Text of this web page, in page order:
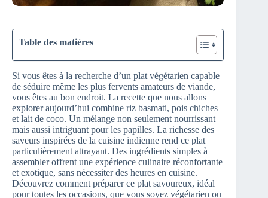
Table des matières
Si vous êtes à la recherche d’un plat végétarien capable
de séduire même les plus fervents amateurs de viande,
vous êtes au bon endroit. La recette que nous allons
explorer aujourd’hui combine riz basmati, pois chiches
et lait de coco. Un mélange non seulement nourrissant
mais aussi intriguant pour les papilles. La richesse des
saveurs inspirées de la cuisine indienne rend ce plat
particulièrement attrayant. Des ingrédients simples à
assembler offrent une expérience culinaire réconfortante
et exotique, sans nécessiter des heures en cuisine.
Découvrez comment préparer ce plat savoureux, idéal
pour toutes les occasions, que vous soyez végétarien ou